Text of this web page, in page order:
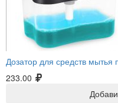
Дозатор для средств мытья
233.00